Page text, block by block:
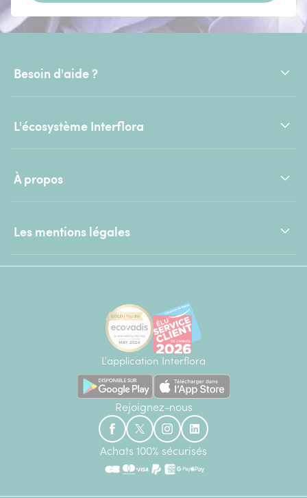
Besoin d'aide ?
L'écosystème Interflora
À propos
Les mentions légales
L'application Interflora
Rejoignez-nous
Achats 100% sécurisés